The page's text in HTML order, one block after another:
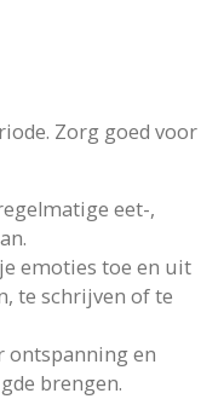
Zorg goed voor
eet-,
emoties toe en uit
te schrijven of te
ontspanning en
brengen.